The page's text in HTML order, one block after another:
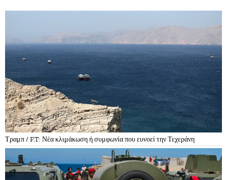
Τραμπ / F.T: Νέα κλιμάκωση ή συμφωνία που ευνοεί την Τεχεράνη